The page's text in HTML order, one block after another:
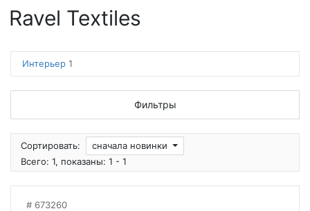
Ravel Textiles
Интерьер 1
Фильтры
Сортировать:
сначала новинки
Всего: 1, показаны: 1 - 1
673260